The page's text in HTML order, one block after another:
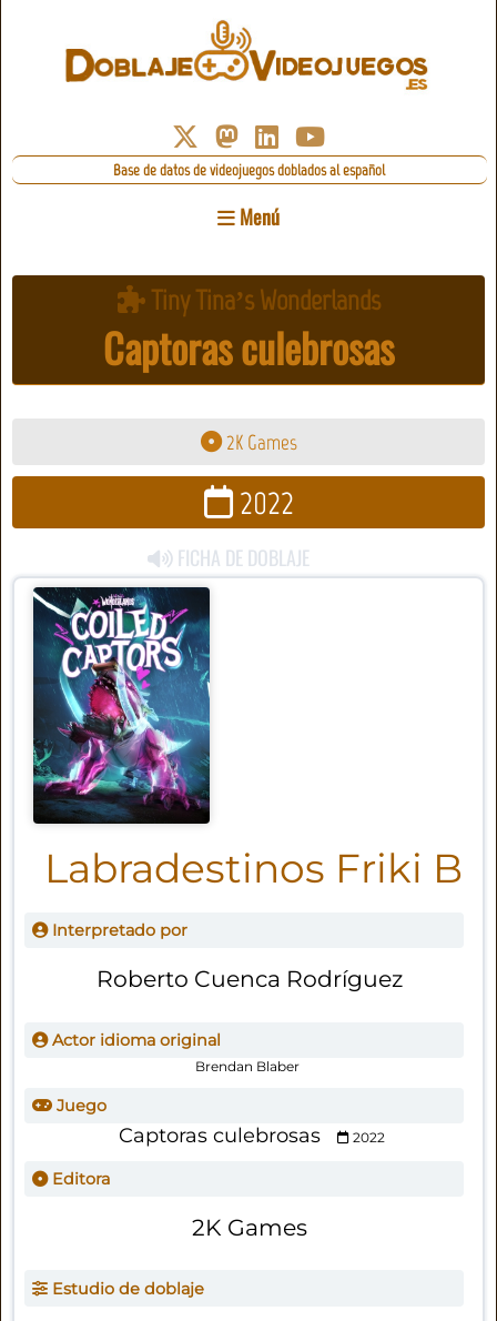
Base de datos de videojuegos doblados al español
Menú
Tiny Tina’s Wonderlands
Captoras culebrosas
2K Games
2022
FICHA DE DOBLAJE
Labradestinos Friki B
Interpretado por
Roberto Cuenca Rodríguez
Actor idioma original
Brendan Blaber
Juego
Captoras culebrosas 2022
Editora
2K Games
Estudio de doblaje